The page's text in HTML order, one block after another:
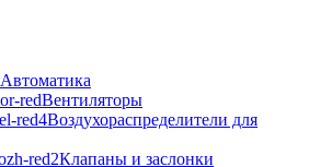
Автоматика
Вентиляторы
Воздухораспределители для
Клапаны и заслонки